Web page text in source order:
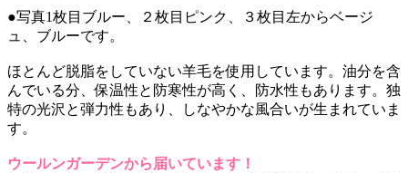
●写真1枚目ブルー、２枚目ピンク、３枚目左からベージ
ュ、ブルーです。
ほとんど脱脂をしていない羊毛を使用しています。油分を含
んでいる分、保温性と防寒性が高く、防水性もあります。独
特の光沢と弾力性もあり、しなやかな風合いが生まれていま
す。
ウールンガーデンから届いています！